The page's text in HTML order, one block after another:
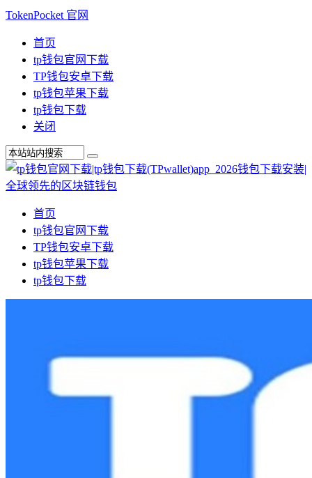
TokenPocket 官网
首页
tp钱包官网下载
TP钱包安卓下载
tp钱包苹果下载
tp钱包下载
关闭
首页
tp钱包官网下载
TP钱包安卓下载
tp钱包苹果下载
tp钱包下载